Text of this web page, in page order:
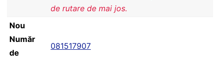
de rutare de mai jos.
Nou
Număr
de
081517907